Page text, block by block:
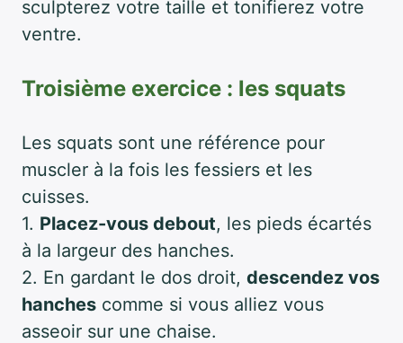
sculpterez votre taille et tonifierez votre
ventre.
Troisième exercice : les squats
Les squats sont une référence pour
muscler à la fois les fessiers et les
cuisses.
1. Placez-vous debout, les pieds écartés
à la largeur des hanches.
2. En gardant le dos droit, descendez vos
hanches comme si vous alliez vous
asseoir sur une chaise.